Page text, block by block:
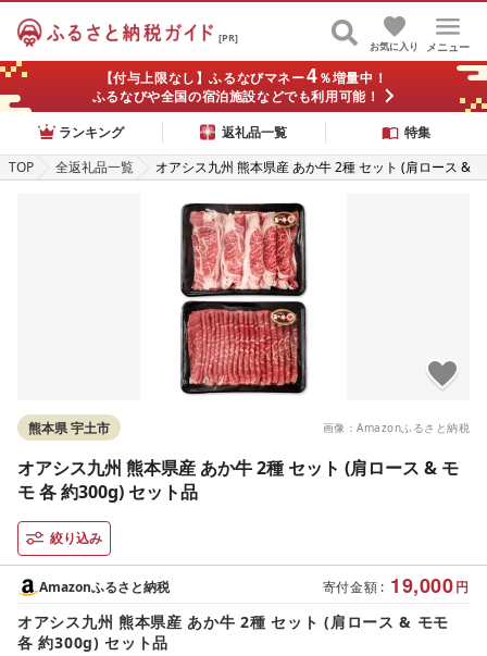
[PR]
メニュー
お気に入り
【付与上限なし】ふるなびマネー4％増量中！
ふるなびや全国の宿泊施設などでも利用可能！
ランキング
返礼品一覧
特集
TOP
全返礼品一覧
オアシス九州 熊本県産 あか牛 2種 セット (肩ロース &
画像：Amazonふるさと納税
熊本県 宇土市
オアシス九州 熊本県産 あか牛 2種 セット (肩ロース & モ
モ 各 約300g) セット品
絞り込み
寄付金額 : 19,000円
Amazonふるさと納税
オアシス九州 熊本県産 あか牛 2種 セット (肩ロース & モモ
各 約300g) セット品